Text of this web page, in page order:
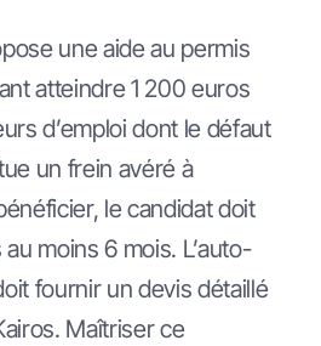
une aide au permis
atteindre 1 200 euros
d’emploi dont le défaut
un frein avéré à
le candidat doit
moins 6 mois. L’auto-
fournir un devis détaillé
Maîtriser ce